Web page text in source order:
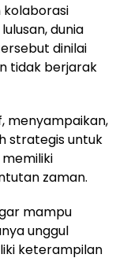
kolaborasi
dunia
dinilai
tidak berjarak
menyampaikan,
strategis untuk
zaman.
mampu
unggul
keterampilan